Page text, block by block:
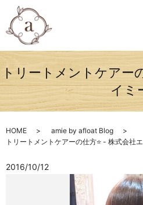
トリートメントケアー
イミ
HOME
amie by afloat Blog
トリートメントケアーの仕方⭐️ - 株式会社
2016/10/12